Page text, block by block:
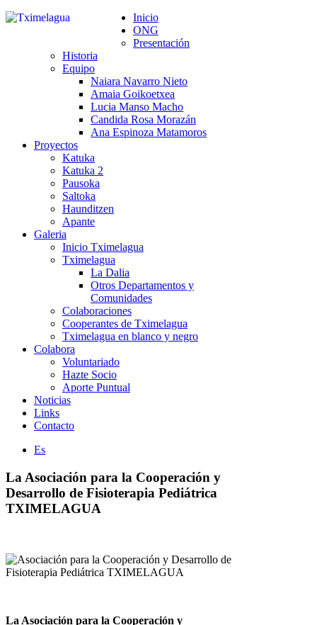
Inicio
ONG
Presentación
Historia
Equipo
Naiara Navarro Nieto
Amaia Goikoetxea
Lucia Manso Macho
Candida Rosa Morazán
Ana Espinoza Matamoros
Proyectos
Katuka
Katuka 2
Pausoka
Saltoka
Haunditzen
Apante
Galeria
Inicio Tximelagua
Tximelagua
La Dalia
Otros Departamentos y
Comunidades
Colaboraciones
Cooperantes de Tximelagua
Tximelagua en blanco y negro
Colabora
Voluntariado
Hazte Socio
Aporte Puntual
Noticias
Links
Contacto
Es
La Asociación para la Cooperación y
Desarrollo de Fisioterapia Pediátrica
TXIMELAGUA
La Asociación para la Cooperación y